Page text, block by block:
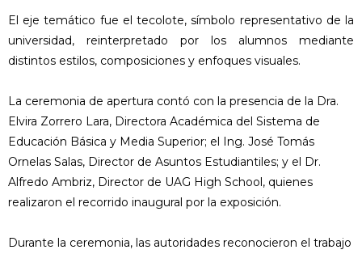
El eje temático fue el tecolote, símbolo representativo de la
universidad, reinterpretado por los alumnos mediante
distintos estilos, composiciones y enfoques visuales.
La ceremonia de apertura contó con la presencia de la Dra.
Elvira Zorrero Lara, Directora Académica del Sistema de
Educación Básica y Media Superior; el Ing. José Tomás
Ornelas Salas, Director de Asuntos Estudiantiles; y el Dr.
Alfredo Ambriz, Director de UAG High School, quienes
realizaron el recorrido inaugural por la exposición.
Durante la ceremonia, las autoridades reconocieron el trabajo